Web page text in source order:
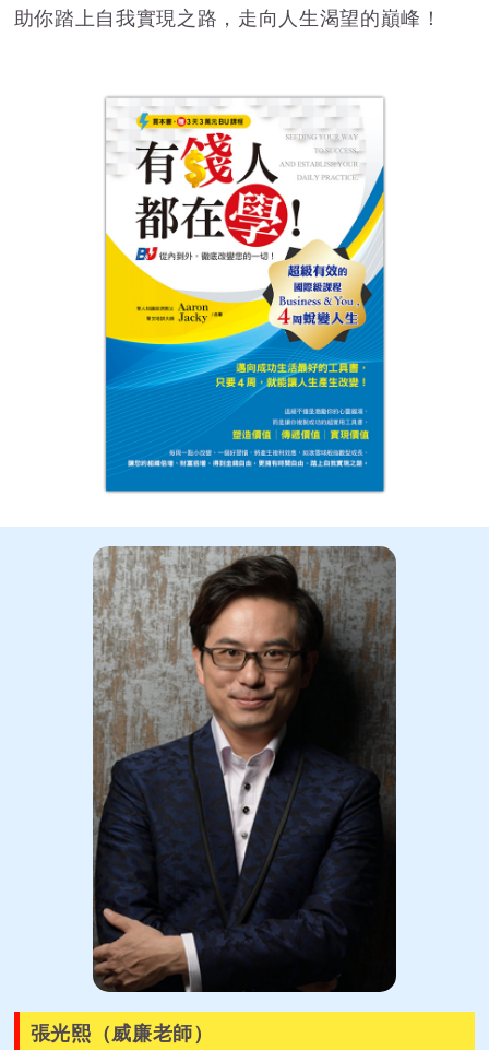
助你踏上自我實現之路，走向人生渴望的巔峰！
張光熙（威廉老師）